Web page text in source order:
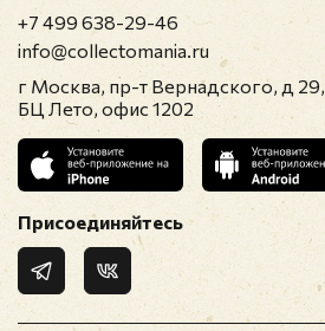
+7 499 638-29-46
info@collectomania.ru
г Москва, пр-т Вернадского, д 29,
БЦ Лето, офис 1202
Присоединяйтесь